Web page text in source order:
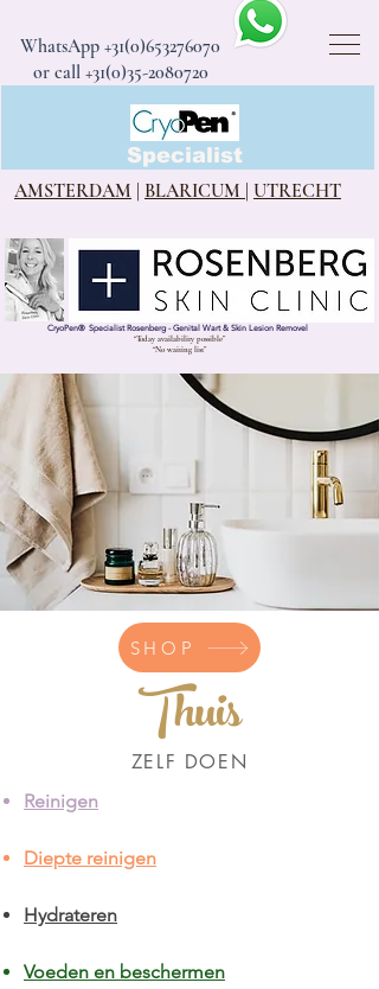
WhatsApp +31(0)653276070
or call +31(0)35-2080720
CryoPen®
Specialist
AMSTERDAM
BLARICUM UTRECHT
CryoPen® Specialist Rosenberg - Genital Wart & Skin Lesion Removel
“Today availability possible”
“No waiting list”
SHOP
Thuis
ZELF DOEN
Reinigen
Diepte reinigen
Hydrateren
Voeden en beschermen